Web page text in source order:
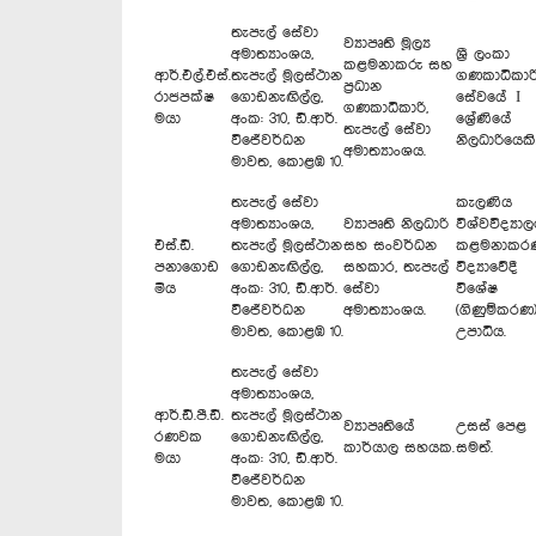
ආර්.එල්.එස්.
රාජපක්ෂ
මයා
තැපැල් සේවා
අමාත්‍යාංශය,
තැපැල් මූලස්ථාන
ගොඩනැඟිල්ල,
අංක: 310, ඩී.ආර්.
විජේවර්ධන
මාවත, කොළඹ 10.
ව්‍යාපෘති මූල්‍ය
කළමනාකරු සහ
ප්‍රධාන
ගණකාධිකාරි,
තැපැල් සේවා
අමාත්‍යාංශය.
ශ්‍රී ලංකා
සේවයේ I
ශ්‍රේණියේ
එස්.ඩී.
පනාගොඩ
මිය
තැපැල් සේවා
අමාත්‍යාංශය,
තැපැල් මූලස්ථාන
ගොඩනැඟිල්ල,
අංක: 310, ඩී.ආර්.
විජේවර්ධන
මාවත, කොළඹ 10.
ව්‍යාපෘති නිලධාරි
සහ සංවර්ධන
සහකාර, තැපැල්
සේවා
අමාත්‍යාංශය.
කැලණිය
විද්‍යාවේදී
විශේෂ
(ගිණුම්කරණ)
උපාධිය.
ආර්.ඩී.පී.ඩී.
රණවක
මයා
තැපැල් සේවා
අමාත්‍යාංශය,
තැපැල් මූලස්ථාන
ගොඩනැඟිල්ල,
අංක: 310, ඩී.ආර්.
විජේවර්ධන
මාවත, කොළඹ 10.
ව්‍යාපෘතියේ
කාර්යාල සහයක.
උසස් පෙළ
සමත්.